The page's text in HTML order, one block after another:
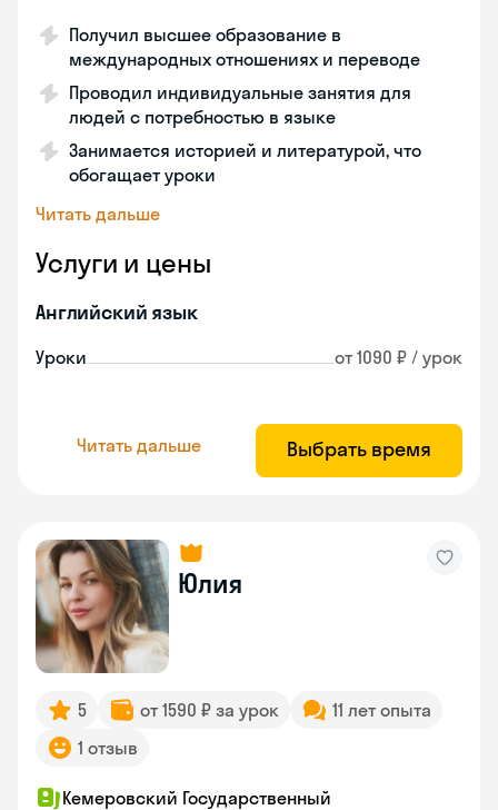
Получил высшее образование в
международных отношениях и переводе
Проводил индивидуальные занятия для
людей с потребностью в языке
Занимается историей и литературой, что
обогащает уроки
Читать дальше
Услуги и цены
Английский язык
Уроки от 1090 ₽ / урок
Читать дальше Выбрать время
Юлия
5 от 1590 ₽ за урок
11 лет опыта
1 отзыв
Кемеровский Государственный